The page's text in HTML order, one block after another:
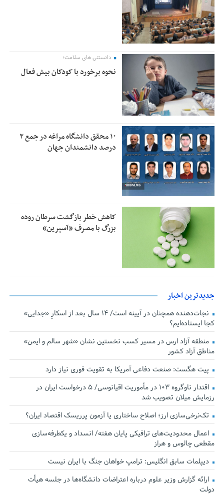
دانستنی های سلامت؛
نحوه برخورد با کودکان بیش فعال
۱۰ محقق دانشگاه مراغه در جمع ۲
درصد دانشمندان جهان
کاهش خطر بازگشت سرطان روده
بزرگ با مصرف «آسپرین»
جدیدترین اخبار
نجات‌دهنده‌ همچنان در آیینه است/ ۱۴ سال بعد از اسکارِ «جدایی»
کجا ایستاده‌ایم؟
منطقه آزاد ارس در مسیر کسب نخستین نشان «شهر سالم و ایمن»
مناطق آزاد کشور
پیت هگست: صنعت دفاعی آمریکا به تقویت فوری نیاز دارد
اقتدار ناوگروه ۱۰۳ در مأموریت‌ اقیانوسی/ ۵ درخواست ایران در
رزمایش میلان تصویب شد
تک‌نرخی‌سازی ارز؛ اصلاح ساختاری یا آزمون پرریسک اقتصاد ایران؟
اعمال محدودیت‌های ترافیکی پایان هفته/ انسداد و یکطرفه‌سازی
مقطعی چالوس و هراز
دیپلمات سابق انگلیس:‌ ترامپ خواهان جنگ با ایران نیست
ارائه گزارش وزیر علوم درباره اعتراضات دانشگاه‌ها در جلسه هیأت
دولت